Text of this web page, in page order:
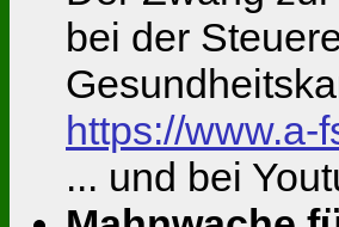
bei der
https://www.a-
... und bei